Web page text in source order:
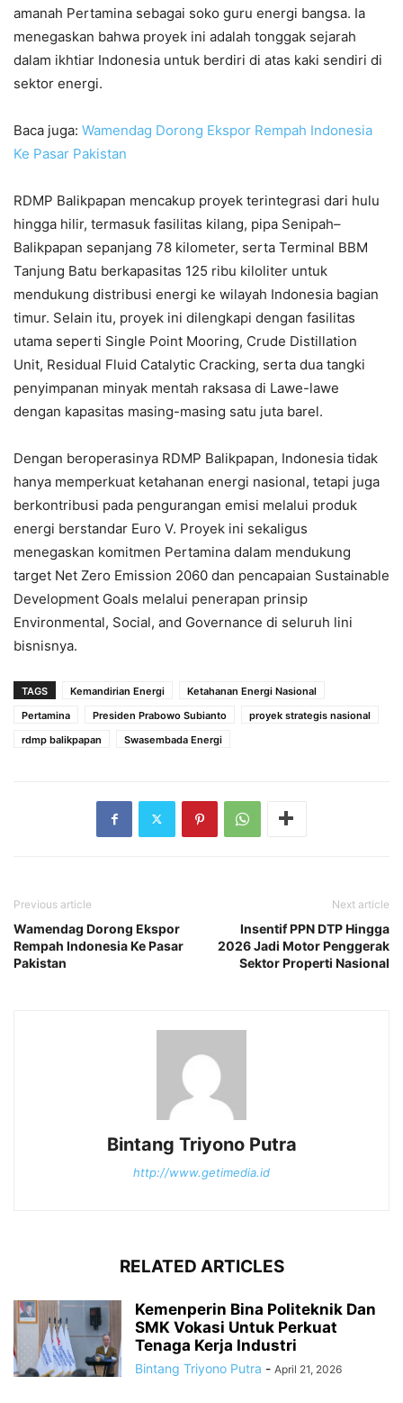
amanah Pertamina sebagai soko guru energi bangsa. Ia
menegaskan bahwa proyek ini adalah tonggak sejarah
dalam ikhtiar Indonesia untuk berdiri di atas kaki sendiri di
sektor energi.
Baca juga: Wamendag Dorong Ekspor Rempah Indonesia
Ke Pasar Pakistan
RDMP Balikpapan mencakup proyek terintegrasi dari hulu
hingga hilir, termasuk fasilitas kilang, pipa Senipah–
Balikpapan sepanjang 78 kilometer, serta Terminal BBM
Tanjung Batu berkapasitas 125 ribu kiloliter untuk
mendukung distribusi energi ke wilayah Indonesia bagian
timur. Selain itu, proyek ini dilengkapi dengan fasilitas
utama seperti Single Point Mooring, Crude Distillation
Unit, Residual Fluid Catalytic Cracking, serta dua tangki
penyimpanan minyak mentah raksasa di Lawe-lawe
dengan kapasitas masing-masing satu juta barel.
Dengan beroperasinya RDMP Balikpapan, Indonesia tidak
hanya memperkuat ketahanan energi nasional, tetapi juga
berkontribusi pada pengurangan emisi melalui produk
energi berstandar Euro V. Proyek ini sekaligus
menegaskan komitmen Pertamina dalam mendukung
target Net Zero Emission 2060 dan pencapaian Sustainable
Development Goals melalui penerapan prinsip
Environmental, Social, and Governance di seluruh lini
bisnisnya.
TAGS Kemandirian Energi
Ketahanan Energi Nasional
Pertamina
Presiden Prabowo Subianto
proyek strategis nasional
rdmp balikpapan
Swasembada Energi
Previous article
Wamendag Dorong Ekspor
Rempah Indonesia Ke Pasar
Pakistan
Next article
Insentif PPN DTP Hingga
2026 Jadi Motor Penggerak
Sektor Properti Nasional
Bintang Triyono Putra
http://www.getimedia.id
RELATED ARTICLES
Kemenperin Bina Politeknik Dan
SMK Vokasi Untuk Perkuat
Tenaga Kerja Industri
Bintang Triyono Putra - April 21, 2026